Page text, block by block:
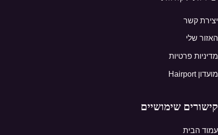
יצירת קשר
האזור שלי
מדיניות פרטיות
מועדון Hairport
קישורים שימושיים
עמוד הבית